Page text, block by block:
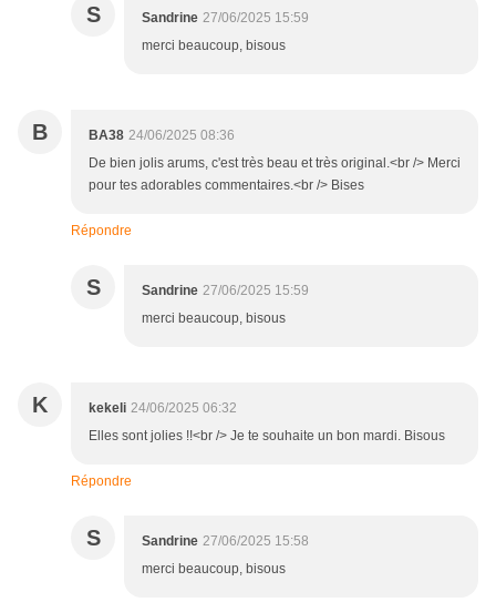
S Sandrine 27/06/2025 15:59
merci beaucoup, bisous
B BA38 24/06/2025 08:36
De bien jolis arums, c'est très beau et très original.<br /> Merci
pour tes adorables commentaires.<br /> Bises
Répondre
S Sandrine 27/06/2025 15:59
merci beaucoup, bisous
K kekeli 24/06/2025 06:32
Elles sont jolies !!<br /> Je te souhaite un bon mardi. Bisous
Répondre
S Sandrine 27/06/2025 15:58
merci beaucoup, bisous